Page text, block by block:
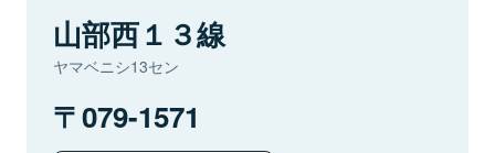
山部西１３線
ヤマベニシ13セン
079-1571